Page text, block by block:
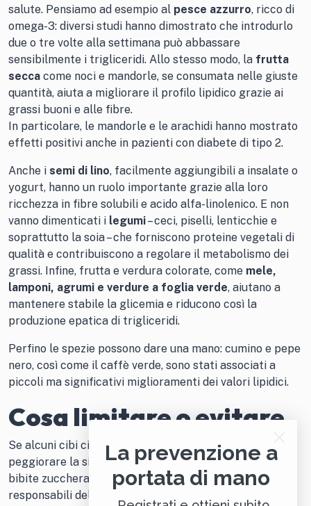
salute. Pensiamo ad esempio al pesce azzurro, ricco di
omega-3: diversi studi hanno dimostrato che introdurlo
due o tre volte alla settimana può abbassare
sensibilmente i trigliceridi. Allo stesso modo, la frutta
secca come noci e mandorle, se consumata nelle giuste
quantità, aiuta a migliorare il profilo lipidico grazie ai
grassi buoni e alle fibre.
In particolare, le mandorle e le arachidi hanno mostrato
effetti positivi anche in pazienti con diabete di tipo 2.
Anche i semi di lino, facilmente aggiungibili a insalate o
yogurt, hanno un ruolo importante grazie alla loro
ricchezza in fibre solubili e acido alfa-linolenico. E non
vanno dimenticati i legumi– ceci, piselli, lenticchie e
soprattutto la soia – che forniscono proteine vegetali di
qualità e contribuiscono a regolare il metabolismo dei
grassi. Infine, frutta e verdura colorate, come mele,
lamponi, agrumi e verdure a foglia verde, aiutano a
mantenere stabile la glicemia e riducono così la
produzione epatica di trigliceridi.
Perfino le spezie possono dare una mano: cumino e pepe
nero, così come il caffè verde, sono stati associati a
piccoli ma significativi miglioramenti dei valori lipidici.
Cosa limitare o evitare
Se alcuni cibi ci aiutano, altri rischiano invece di
peggiorare la situazione. Glizuccheri semplici– dolci,
bibite zuccherate, snack industriali – sono i principali
responsabili dell’aumento dei trigliceridi, perché
La prevenzione a
portata di mano